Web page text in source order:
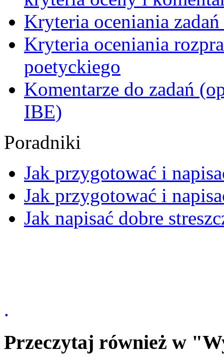
Kryteria oceniania
Kryteria oceniania
poetyckiego
Komentarze do zadań
IBE)
Poradniki
Jak przygotować i
Jak przygotować i
Jak napisać dobre
.
Przeczytaj również w